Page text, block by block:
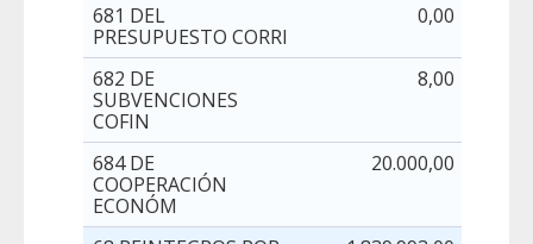
681 DEL
PRESUPUESTO CORRI
0,00
682 DE
SUBVENCIONES
COFIN
8,00
684 DE
COOPERACIÓN
ECONÓM
20.000,00